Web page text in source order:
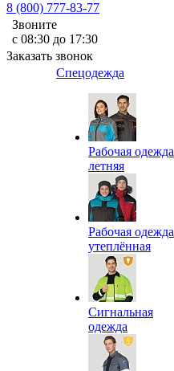
8 (800) 777-83-77
Звоните
с 08:30 до 17:30
Заказать звонок
Спецодежда
Рабочая одежда
летняя
Рабочая одежда
утеплённая
Сигнальная
одежда